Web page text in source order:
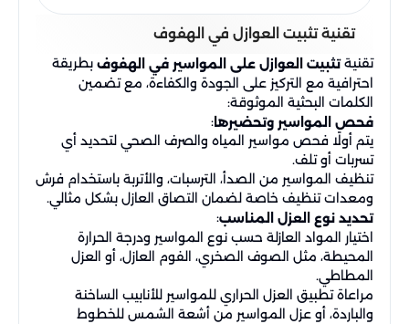
تقنية تثبيت العوازل في الهفوف
تقنيةتثبيت العوازل على المواسير في الهفوف بطريقة
احترافية مع التركيز على الجودة والكفاءة، مع تضمين
الكلمات البحثية الموثوقة:
فحص المواسير وتحضيرها:
يتم أولًا فحص مواسير المياه والصرف الصحي لتحديد أي
تسربات أو تلف.
تنظيف المواسير من الصدأ، الترسبات، والأتربة باستخدام فرش
ومعدات تنظيف خاصة لضمان التصاق العازل بشكل مثالي.
تحديد نوع العزل المناسب:
اختيار المواد العازلة حسب نوع المواسير ودرجة الحرارة
المحيطة، مثل الصوف الصخري، الفوم العازل، أو العزل
المطاطي.
مراعاة تطبيق العزل الحراري للمواسير للأنابيب الساخنة
والباردة، أو عزل المواسير من أشعة الشمس للخطوط